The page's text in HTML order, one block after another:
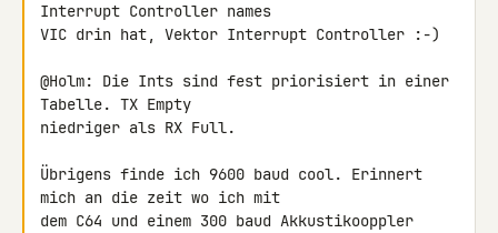
Interrupt Controller names
VIC drin hat, Vektor Interrupt Controller :-)
@Holm: Die Ints sind fest priorisiert in einer
Tabelle. TX Empty
niedriger als RX Full.
Übrigens finde ich 9600 baud cool. Erinnert
mich an die zeit wo ich mit
dem C64 und einem 300 baud Akkustikooppler